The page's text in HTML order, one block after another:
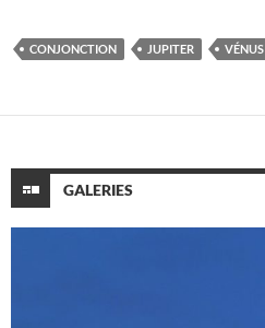
CONJONCTION JUPITER VÉNUS
GALERIES